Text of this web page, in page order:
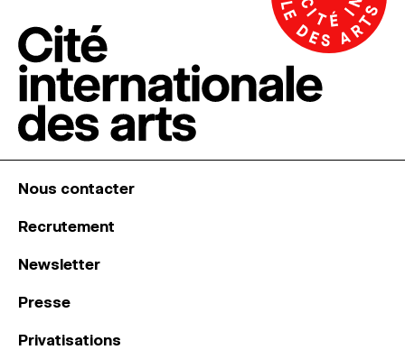
Nous contacter
Recrutement
Newsletter
Presse
Privatisations